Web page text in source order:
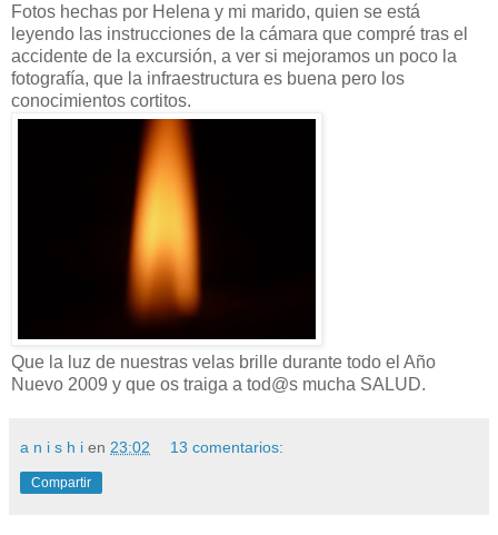
Fotos hechas por Helena y mi marido, quien se está
leyendo las instrucciones de la cámara que compré tras el
accidente de la excursión, a ver si mejoramos un poco la
fotografía, que la infraestructura es buena pero los
conocimientos cortitos.
Que la luz de nuestras velas brille durante todo el Año
Nuevo 2009 y que os traiga a tod@s mucha SALUD.
a n i s h i en 23:02 13 comentarios:
Compartir